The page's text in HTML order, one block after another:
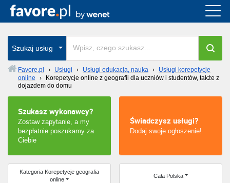
Szukaj usług
Favore.pl › Usługi › Usługi edukacja, nauka ›
Usługi korepetycje
online
›
Korepetycje online z geografii dla uczniów i studentów, także z
dojazdem do domu
Szukasz wykonawcy?
Zostaw zapytanie, a my
bezpłatnie poszukamy za
Ciebie
Świadczysz usługi?
Dodaj swoje ogłoszenie!
Kategoria Korepetycje geografia
online
Cała Polska
Cała Polska
wszystkie w całym kraju
Warszawa
Wrocław
Kraków
Poznań